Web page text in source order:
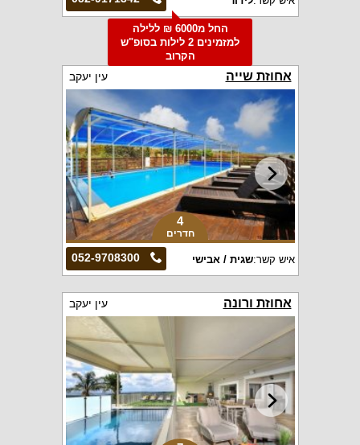
החל מ6000 ₪ ללילה
למזמינים 2 לילות בסופ"ש
הקרוב
אחוזת שייה עין יעקב
4
חדרים
052-9708300 איש קשר:שגית / אבישי
אחוזת ורונה עין יעקב